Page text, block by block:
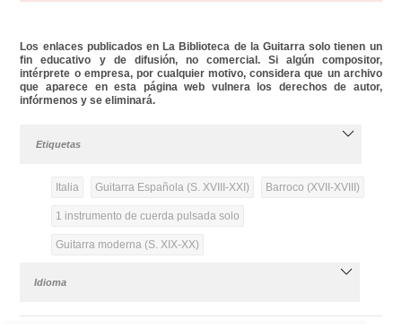
Los enlaces publicados en La Biblioteca de la Guitarra solo tienen un
fin educativo y de difusión, no comercial. Si algún compositor,
intérprete o empresa, por cualquier motivo, considera que un archivo
que aparece en esta página web vulnera los derechos de autor,
infórmenos y se eliminará.
Etiquetas
Italia Guitarra Española (S. XVIII-XXI) Barroco (XVII-XVIII)
1 instrumento de cuerda pulsada solo
Guitarra moderna (S. XIX-XX)
Idioma